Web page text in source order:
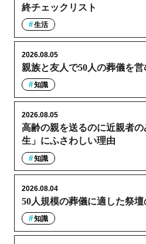
終チェックリスト
生活
親族と友人で50人の葬儀を営
2026.08.05
知識
高齢の親を送るのに近親者
生」にふさわしい理由
2026.08.05
知識
50人規模の葬儀に適した祭
2026.08.04
知識